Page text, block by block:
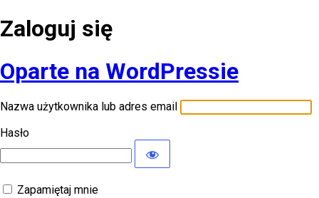
Zaloguj się
Oparte na WordPressie
Nazwa użytkownika lub adres email
Hasło
Zapamiętaj mnie